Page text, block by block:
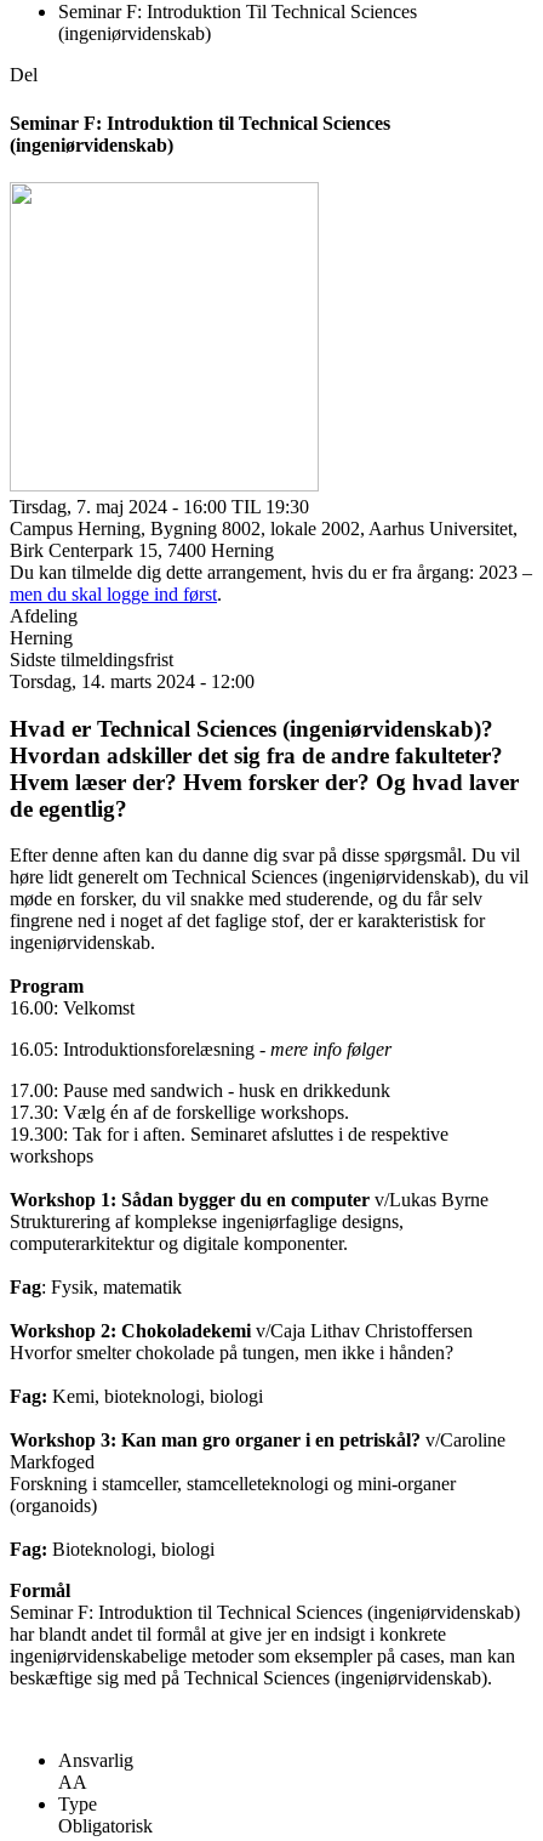
Seminar F: Introduktion Til Technical Sciences
(ingeniørvidenskab)
Del
Seminar F: Introduktion til Technical Sciences
(ingeniørvidenskab)
Tirsdag, 7. maj 2024 - 16:00 TIL 19:30
Campus Herning, Bygning 8002, lokale 2002, Aarhus Universitet,
Birk Centerpark 15, 7400 Herning
Du kan tilmelde dig dette arrangement, hvis du er fra årgang: 2023 –
men du skal logge ind først.
Afdeling
Herning
Sidste tilmeldingsfrist
Torsdag, 14. marts 2024 - 12:00
Hvad er Technical Sciences (ingeniørvidenskab)?
Hvordan adskiller det sig fra de andre fakulteter?
Hvem læser der? Hvem forsker der? Og hvad laver
de egentlig?
Efter denne aften kan du danne dig svar på disse spørgsmål. Du vil
høre lidt generelt om Technical Sciences (ingeniørvidenskab), du vil
møde en forsker, du vil snakke med studerende, og du får selv
fingrene ned i noget af det faglige stof, der er karakteristisk for
ingeniørvidenskab.
Program
16.00: Velkomst
16.05: Introduktionsforelæsning - mere info følger
17.00: Pause med sandwich - husk en drikkedunk
17.30: Vælg én af de forskellige workshops.
19.300: Tak for i aften. Seminaret afsluttes i de respektive
workshops
Workshop 1: Sådan bygger du en computer v/Lukas Byrne
Strukturering af komplekse ingeniørfaglige designs,
computerarkitektur og digitale komponenter.
Fag: Fysik, matematik
Workshop 2: Chokoladekemiv/Caja Lithav Christoffersen
Hvorfor smelter chokolade på tungen, men ikke i hånden?
Fag: Kemi, bioteknologi, biologi
Workshop 3: Kan man gro organer i en petriskål? v/Caroline
Markfoged
Forskning i stamceller, stamcelleteknologi og mini-organer
(organoids)
Fag: Bioteknologi, biologi
Formål
Seminar F: Introduktion til Technical Sciences (ingeniørvidenskab)
har blandt andet til formål at give jer en indsigt i konkrete
ingeniørvidenskabelige metoder som eksempler på cases, man kan
beskæftige sig med på Technical Sciences (ingeniørvidenskab).
Ansvarlig
AA
Type
Obligatorisk